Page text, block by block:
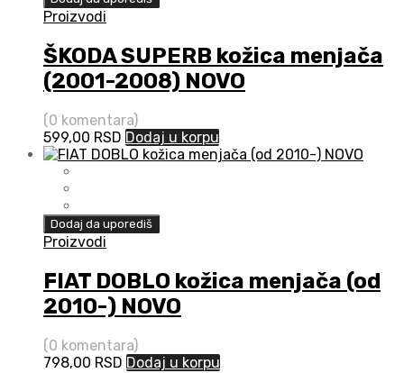
Proizvodi
ŠKODA SUPERB kožica menjača
(2001-2008) NOVO
(0 komentara)
599,00 RSD Dodaj u korpu
Dodaj da uporediš
Proizvodi
FIAT DOBLO kožica menjača (od
2010-) NOVO
(0 komentara)
798,00 RSD Dodaj u korpu